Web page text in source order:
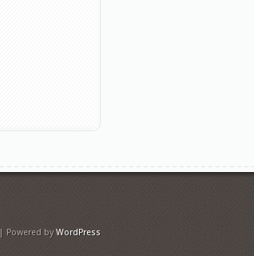
| Powered byWordPress